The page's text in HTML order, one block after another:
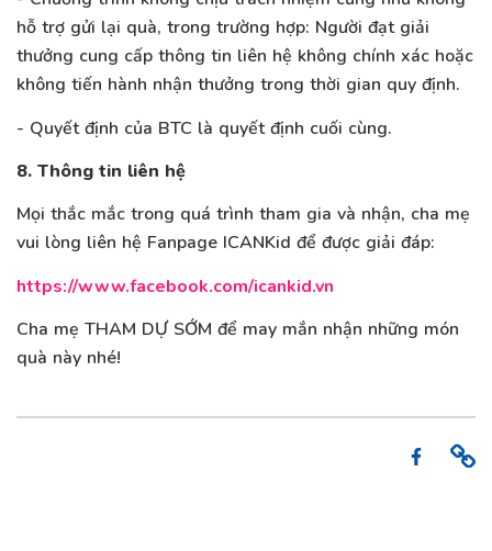
hỗ trợ gửi lại quà, trong trường hợp: Người đạt giải
thưởng cung cấp thông tin liên hệ không chính xác hoặc
không tiến hành nhận thưởng trong thời gian quy định.
- Quyết định của BTC là quyết định cuối cùng.
8. Thông tin liên hệ
Mọi thắc mắc trong quá trình tham gia và nhận, cha mẹ
vui lòng liên hệ Fanpage ICANKid để được giải đáp:
https://www.facebook.com/icankid.vn
Cha mẹ THAM DỰ SỚM để may mắn nhận những món
quà này nhé!